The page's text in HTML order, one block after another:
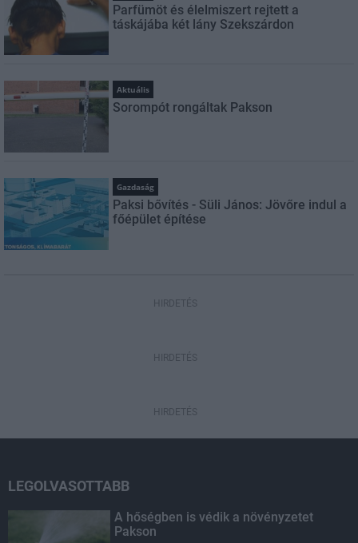
Parfümöt és élelmiszert rejtett a
táskájába két lány Szekszárdon
Aktuális
Sorompót rongáltak Pakson
Gazdaság
Paksi bővítés - Süli János: Jövőre indul a
főépület építése
HIRDETÉS
HIRDETÉS
HIRDETÉS
LEGOLVASOTTABB
A hőségben is védik a növényzetet
Pakson